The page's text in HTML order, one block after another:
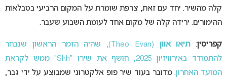
קלה מהשיר. יחד עם זאת, צרפת שומרת על המקום הרביעי בטבלאות
ההימורים. ירידה קלה של מקום אחד לעומת השבוע שעבר.
קפריסין:תיאו אוון
(Theo Evan), שהיה הזמר הראשון שנבחר
להתמודד באירוויזיון 2025, חושף את שירו “Shh” ממש לקראת
המועד האחרון. מדובר בעוד שיר פופ אלקטרוני שמבוצע על ידי גבר,